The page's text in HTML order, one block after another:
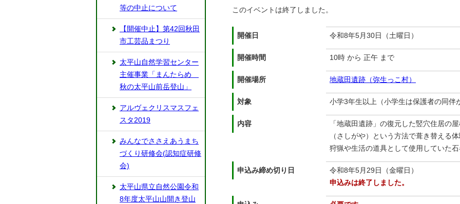
このイベントは終了しました。
開催日 令和8年5月30日（土曜日）
開催時間 10時 から 正午 まで
開催場所 地蔵田遺跡（弥生っこ村）
対象 小学3年生以上（小学生は保護者の同伴
内容
「地蔵田遺跡」の復元した竪穴住居の
（さしがや）という方法で葺き替える
狩猟や生活の道具として使用していた
申込み締め切り日
令和8年5月29日（金曜日）
申込みは終了しました。
等の中止について
【開催中止】第42回秋田
市工芸品まつり
太平山自然学習センター
主催事業「まんたらめ
秋の太平山前岳登山」
アルヴェクリスマスフェ
スタ2019
みんなでささえあうまち
づくり研修会(認知症研修
会)
太平山県立自然公園令和
8年度太平山山開き登山